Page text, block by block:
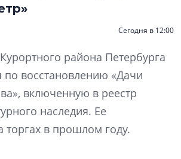
Сегодня в 12:00
района Петербурга
по восстановлению «Дачи
включенную в реестр
наследия. Ее
торгах в прошлом году.